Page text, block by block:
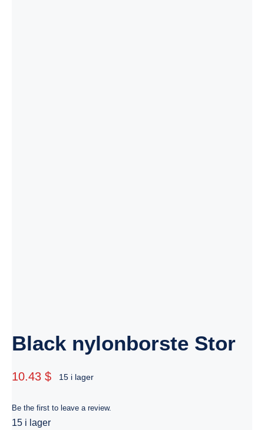
Black nylonborste Stor
10.43 $ 15 i lager
Be the first to leave a review.
15 i lager